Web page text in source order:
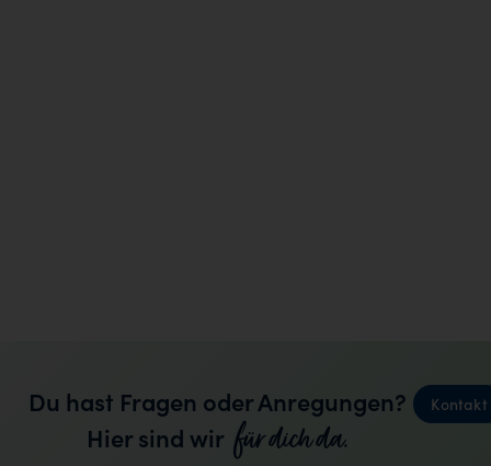
Du hast Fragen oder Anregungen?
Hier sind wir für dich da.
Kontakt